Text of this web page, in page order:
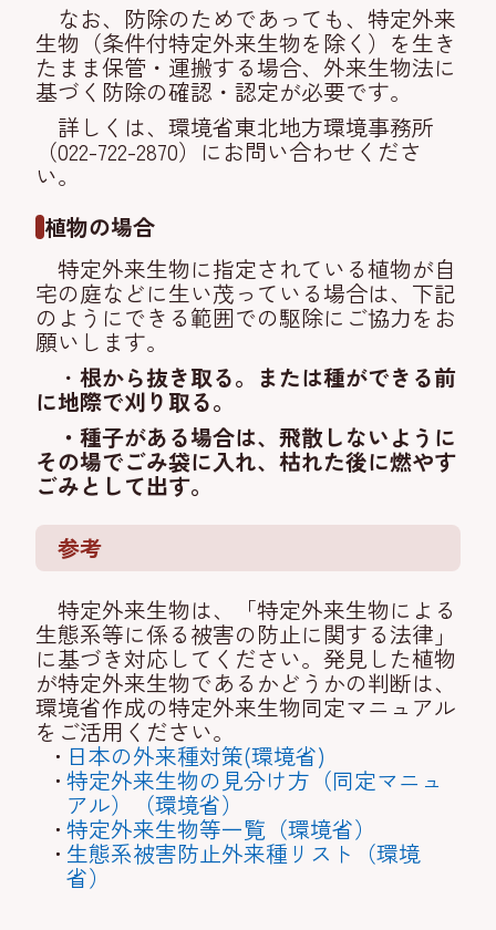
なお、防除のためであっても、特定外来
生物（条件付特定外来生物を除く）を生き
たまま保管・運搬する場合、外来生物法に
基づく防除の確認・認定が必要です。
詳しくは、環境省東北地方環境事務所
（022-722-2870）にお問い合わせくださ
い。
植物の場合
特定外来生物に指定されている植物が自
宅の庭などに生い茂っている場合は、下記
のようにできる範囲での駆除にご協力をお
願いします。
・ 根から抜き取る。または種ができる前
に地際で刈り取る。
・種子がある場合は、飛散しないように
その場でごみ袋に入れ、枯れた後に燃やす
ごみとして出す。
参考
特定外来生物は、「特定外来生物による
生態系等に係る被害の防止に関する法律」
に基づき対応してください。発見した植物
が特定外来生物であるかどうかの判断は、
環境省作成の特定外来生物同定マニュアル
をご活用ください。
日本の外来種対策(環境省)
特定外来生物の見分け方（同定マニュ
アル）（環境省）
特定外来生物等一覧（環境省）
生態系被害防止外来種リスト（環境
省）